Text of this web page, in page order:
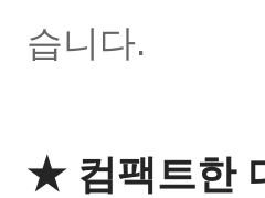
습니다.
★ 컴팩트한